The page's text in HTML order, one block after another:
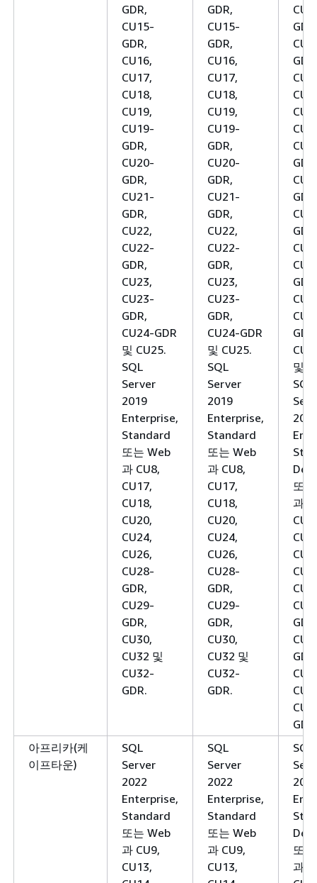
GDR,
CU15-
GDR,
CU16,
CU17,
CU18,
CU19,
CU19-
GDR,
CU20-
GDR,
CU21-
GDR,
CU22,
CU22-
GDR,
CU23,
CU23-
GDR,
CU24-GDR
및 CU25.
SQL
Server
2019
Enterprise,
Standard
또는 Web
과 CU8,
CU17,
CU18,
CU20,
CU24,
CU26,
CU28-
GDR,
CU29-
GDR,
CU30,
CU32 및
CU32-
GDR.
GDR,
CU15-
GDR,
CU16,
CU17,
CU18,
CU19,
CU19-
GDR,
CU20-
GDR,
CU21-
GDR,
CU22,
CU22-
GDR,
CU23,
CU23-
GDR,
CU24-GDR
및 CU25.
SQL
Server
2019
Enterprise,
Standard
또는 Web
과 CU8,
CU17,
CU18,
CU20,
CU24,
CU26,
CU28-
GDR,
CU29-
GDR,
CU30,
CU32 및
CU32-
GDR.
및
SQL
또
과
아프리카(케
이프타운)
SQL
Server
2022
Enterprise,
Standard
또는 Web
과 CU9,
CU13,
SQL
Server
2022
Enterprise,
Standard
또는 Web
과 CU9,
CU13,
SQL
또
과